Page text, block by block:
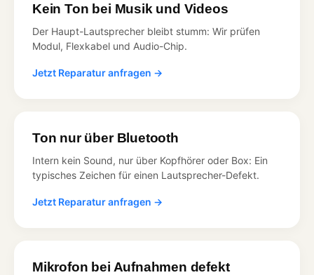
Kein Ton bei Musik und Videos
Der Haupt-Lautsprecher bleibt stumm: Wir prüfen
Modul, Flexkabel und Audio-Chip.
Jetzt Reparatur anfragen →
Ton nur über Bluetooth
Intern kein Sound, nur über Kopfhörer oder Box: Ein
typisches Zeichen für einen Lautsprecher-Defekt.
Jetzt Reparatur anfragen →
Mikrofon bei Aufnahmen defekt